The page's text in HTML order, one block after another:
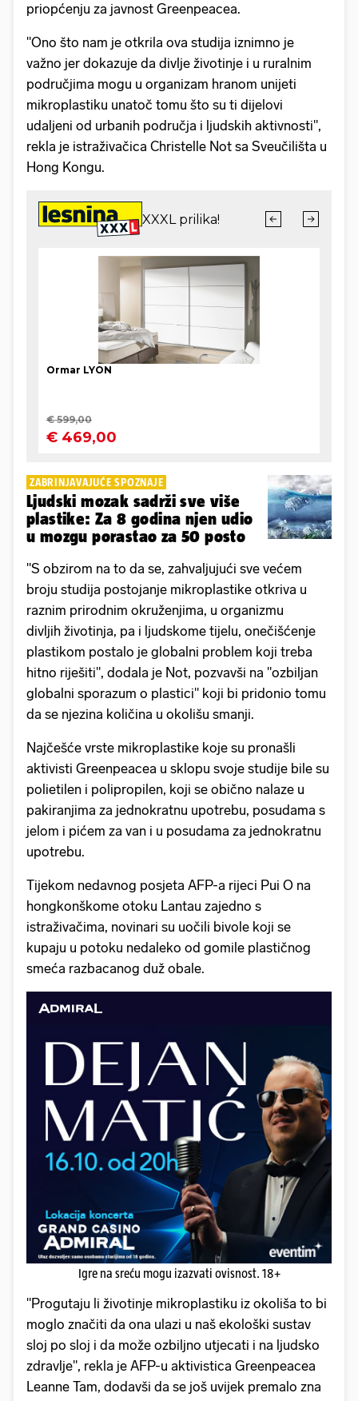
priopćenju za javnost Greenpeacea.
"Ono što nam je otkrila ova studija iznimno je
važno jer dokazuje da divlje životinje i u ruralnim
područjima mogu u organizam hranom unijeti
mikroplastiku unatoč tomu što su ti dijelovi
udaljeni od urbanih područja i ljudskih aktivnosti",
rekla je istraživačica Christelle Not sa Sveučilišta u
Hong Kongu.
ZABRINJAVAJUĆE SPOZNAJE
Ljudski mozak sadrži sve više
plastike: Za 8 godina njen udio
u mozgu porastao za 50 posto
"S obzirom na to da se, zahvaljujući sve većem
broju studija postojanje mikroplastike otkriva u
raznim prirodnim okruženjima, u organizmu
divljih životinja, pa i ljudskome tijelu, onečišćenje
plastikom postalo je globalni problem koji treba
hitno riješiti", dodala je Not, pozvavši na "ozbiljan
globalni sporazum o plastici" koji bi pridonio tomu
da se njezina količina u okolišu smanji.
Najčešće vrste mikroplastike koje su pronašli
aktivisti Greenpeacea u sklopu svoje studije bile su
polietilen i polipropilen, koji se obično nalaze u
pakiranjima za jednokratnu upotrebu, posudama s
jelom i pićem za van i u posudama za jednokratnu
upotrebu.
Tijekom nedavnog posjeta AFP-a rijeci Pui O na
hongkonškome otoku Lantau zajedno s
istraživačima, novinari su uočili bivole koji se
kupaju u potoku nedaleko od gomile plastičnog
smeća razbacanog duž obale.
Igre na sreću mogu izazvati ovisnost. 18+
"Progutaju li životinje mikroplastiku iz okoliša to bi
moglo značiti da ona ulazi u naš ekološki sustav
sloj po sloj i da može ozbiljno utjecati i na ljudsko
zdravlje", rekla je AFP-u aktivistica Greenpeacea
Leanne Tam, dodavši da se još uvijek premalo zna